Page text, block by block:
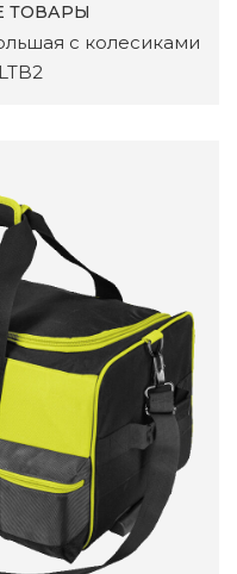
ТОВАРЫ
с колесиками